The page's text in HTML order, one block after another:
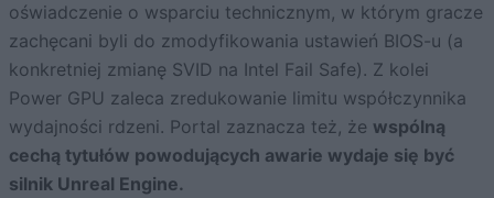
oświadczenie o wsparciu technicznym, w którym gracze
zachęcani byli do zmodyfikowania ustawień BIOS-u (a
konkretniej zmianę SVID na Intel Fail Safe). Z kolei
Power GPU zaleca zredukowanie limitu współczynnika
wydajności rdzeni. Portal zaznacza też, że wspólną
cechą tytułów powodujących awarie wydaje się być
silnik Unreal Engine.